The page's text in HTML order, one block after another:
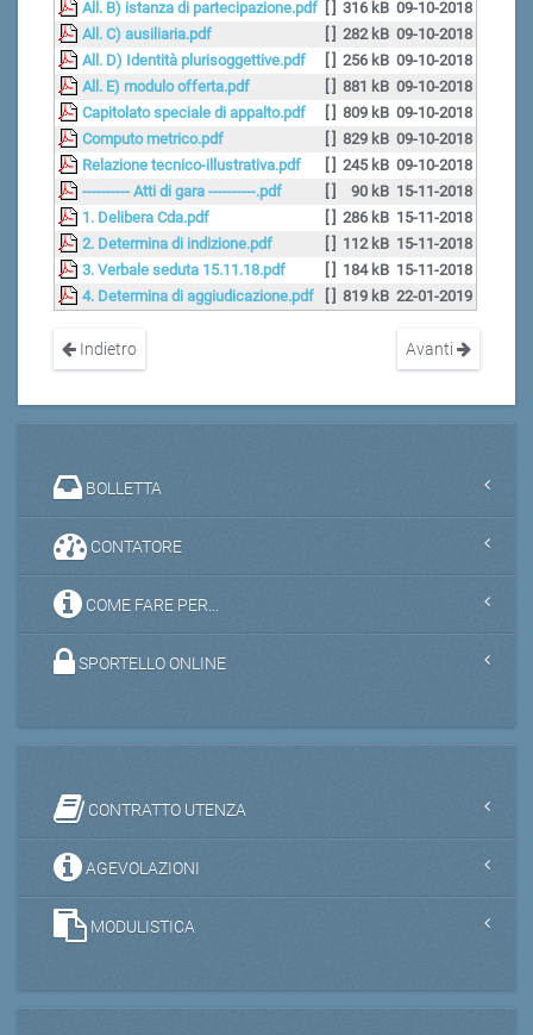
All. B) istanza di partecipazione.pdf
316 kB 09-10-2018
All. C) ausiliaria.pdf
282 kB 09-10-2018
All. D) Identità plurisoggettive.pdf
256 kB 09-10-2018
All. E) modulo offerta.pdf
881 kB 09-10-2018
Capitolato speciale di appalto.pdf
809 kB 09-10-2018
Computo metrico.pdf
829 kB 09-10-2018
Relazione tecnico-illustrativa.pdf
245 kB 09-10-2018
---------- Atti di gara ----------.pdf
90 kB 15-11-2018
1. Delibera Cda.pdf
286 kB 15-11-2018
2. Determina di indizione.pdf
112 kB 15-11-2018
3. Verbale seduta 15.11.18.pdf
184 kB 15-11-2018
4. Determina di aggiudicazione.pdf
819 kB 22-01-2019
Indietro Avanti
BOLLETTA
CONTATORE
COME FARE PER...
SPORTELLO ONLINE
CONTRATTO UTENZA
AGEVOLAZIONI
MODULISTICA